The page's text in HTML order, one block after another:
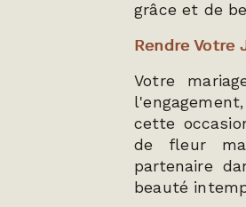
grâce et de
Rendre Votre
Votre
cette
de fleur
partenaire
beauté